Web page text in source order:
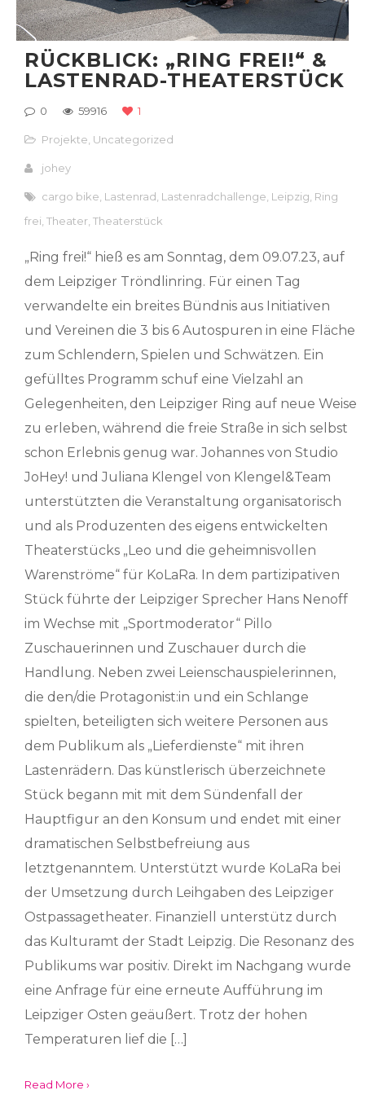
RÜCKBLICK: „RING FREI!“ &
LASTENRAD-THEATERSTÜCK
0 59916 1
Projekte Uncategorized
johey
cargo bike Lastenrad Lastenradchallenge Leipzig Ring
frei ,Theater ,Theaterstück
„Ring frei!“ hieß es am Sonntag, dem 09.07.23, auf
dem Leipziger Tröndlinring. Für einen Tag
verwandelte ein breites Bündnis aus Initiativen
und Vereinen die 3 bis 6 Autospuren in eine Fläche
zum Schlendern, Spielen und Schwätzen. Ein
gefülltes Programm schuf eine Vielzahl an
Gelegenheiten, den Leipziger Ring auf neue Weise
zu erleben, während die freie Straße in sich selbst
schon Erlebnis genug war. Johannes von Studio
JoHey! und Juliana Klengel von Klengel&Team
unterstützten die Veranstaltung organisatorisch
und als Produzenten des eigens entwickelten
Theaterstücks „Leo und die geheimnisvollen
Warenströme“ für KoLaRa. In dem partizipativen
Stück führte der Leipziger Sprecher Hans Nenoff
im Wechse mit „Sportmoderator“ Pillo
Zuschauerinnen und Zuschauer durch die
Handlung. Neben zwei Leienschauspielerinnen,
die den/die Protagonist:in und ein Schlange
spielten, beteiligten sich weitere Personen aus
dem Publikum als „Lieferdienste“ mit ihren
Lastenrädern. Das künstlerisch überzeichnete
Stück begann mit mit dem Sündenfall der
Hauptfigur an den Konsum und endet mit einer
dramatischen Selbstbefreiung aus
letztgenanntem. Unterstützt wurde KoLaRa bei
der Umsetzung durch Leihgaben des Leipziger
Ostpassagetheater. Finanziell unterstütz durch
das Kulturamt der Stadt Leipzig. Die Resonanz des
Publikums war positiv. Direkt im Nachgang wurde
eine Anfrage für eine erneute Aufführung im
Leipziger Osten geäußert. Trotz der hohen
Temperaturen lief die […]
Read More ›